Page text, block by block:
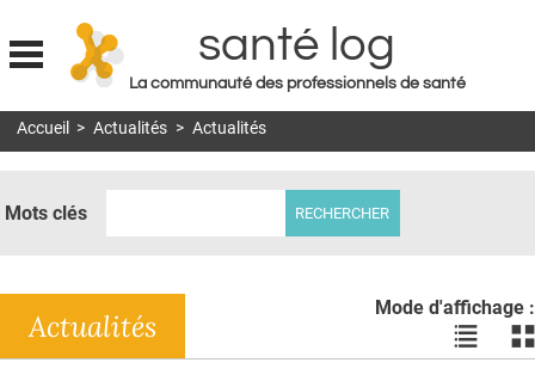
Jump to navigation
santé log
La communauté des professionnels de santé
MON COMPTE
DOSSIERS
RÉSEAUX
Accueil > Actualités > Actualités
Mots clés
Mode d'affichage :
Voir
les
les
Actualités